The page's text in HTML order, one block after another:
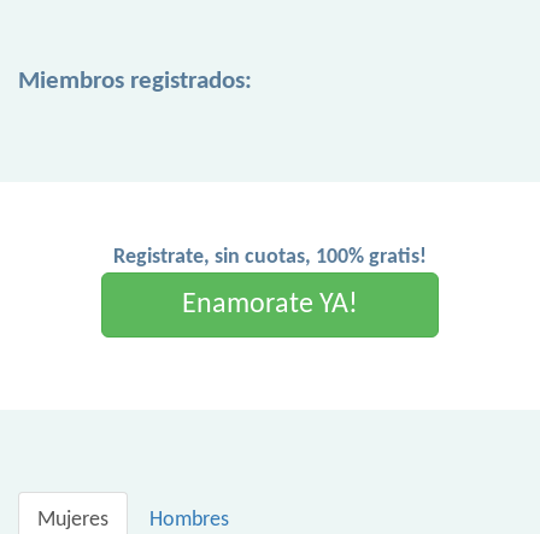
Miembros registrados:
Registrate, sin cuotas, 100% gratis!
Enamorate YA!
Mujeres Hombres